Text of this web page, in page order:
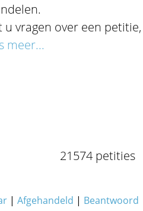
u vragen over een
meer...
21574 petities
| Afgehandeld | Beantwoord